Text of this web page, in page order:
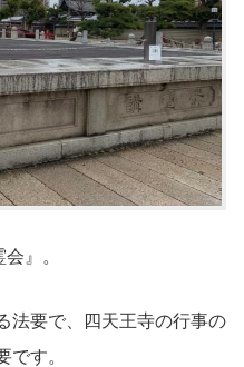
』。
法要で、四天王寺の行事の
です。